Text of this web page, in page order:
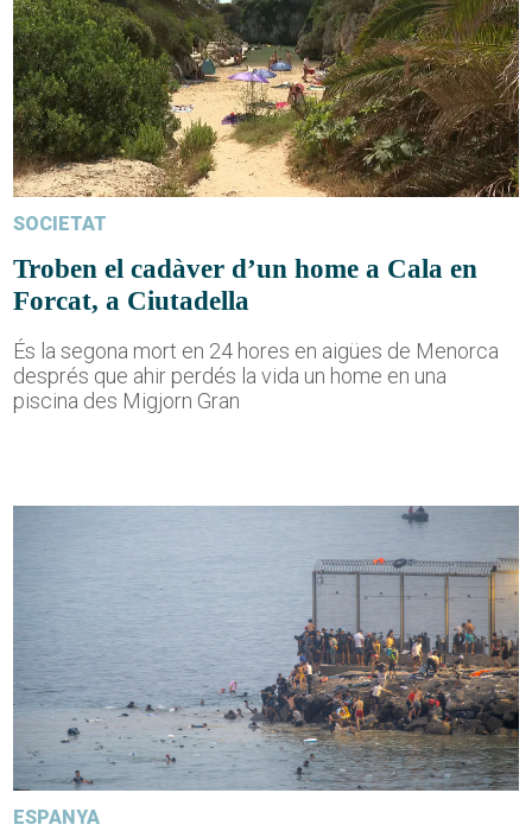
SOCIETAT
Troben el cadàver d’un home a Cala en
Forcat, a Ciutadella
És la segona mort en 24 hores en aigües de Menorca
després que ahir perdés la vida un home en una
piscina des Migjorn Gran
ESPANYA